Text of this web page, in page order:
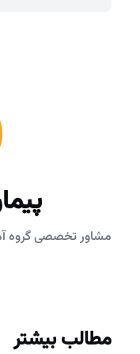
مشاور تخصصی گروه
مطالب بیشتر